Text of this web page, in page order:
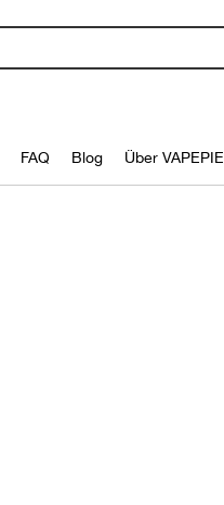
FAQ Blog Über VAPEPIE